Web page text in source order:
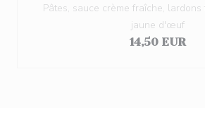
Pâtes, sauce crème fraîche, lardons
jaune d'œuf
14,50 EUR